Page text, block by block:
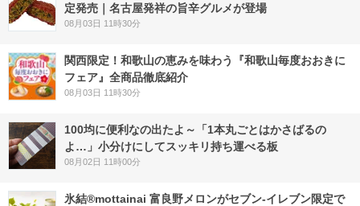
定発売｜名古屋発祥の旨辛グルメが登場
08月03日 11時30分
関西限定！和歌山の恵みを味わう『和歌山毎度おおきに
フェア』全商品徹底紹介
08月03日 11時30分
100均に便利なの出たよ～「1本丸ごとはかさばるの
よ…」小分けにしてスッキリ持ち運べる板
08月02日 11時00分
氷結®mottainai 富良野メロンがセブン‐イレブン限定で